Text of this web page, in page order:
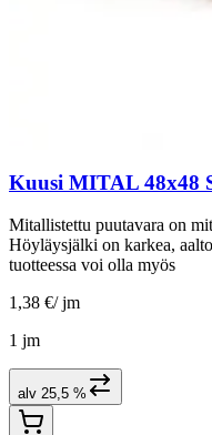
Kuusi MITAL 48x48
Mitallistettu puutavara on
Höyläysjälki on karkea,
tuotteessa voi olla myös
1,38 €/ jm
1 jm
alv 25,5 %